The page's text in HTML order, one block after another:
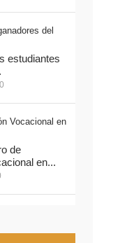
estudiantes
0
de
en...